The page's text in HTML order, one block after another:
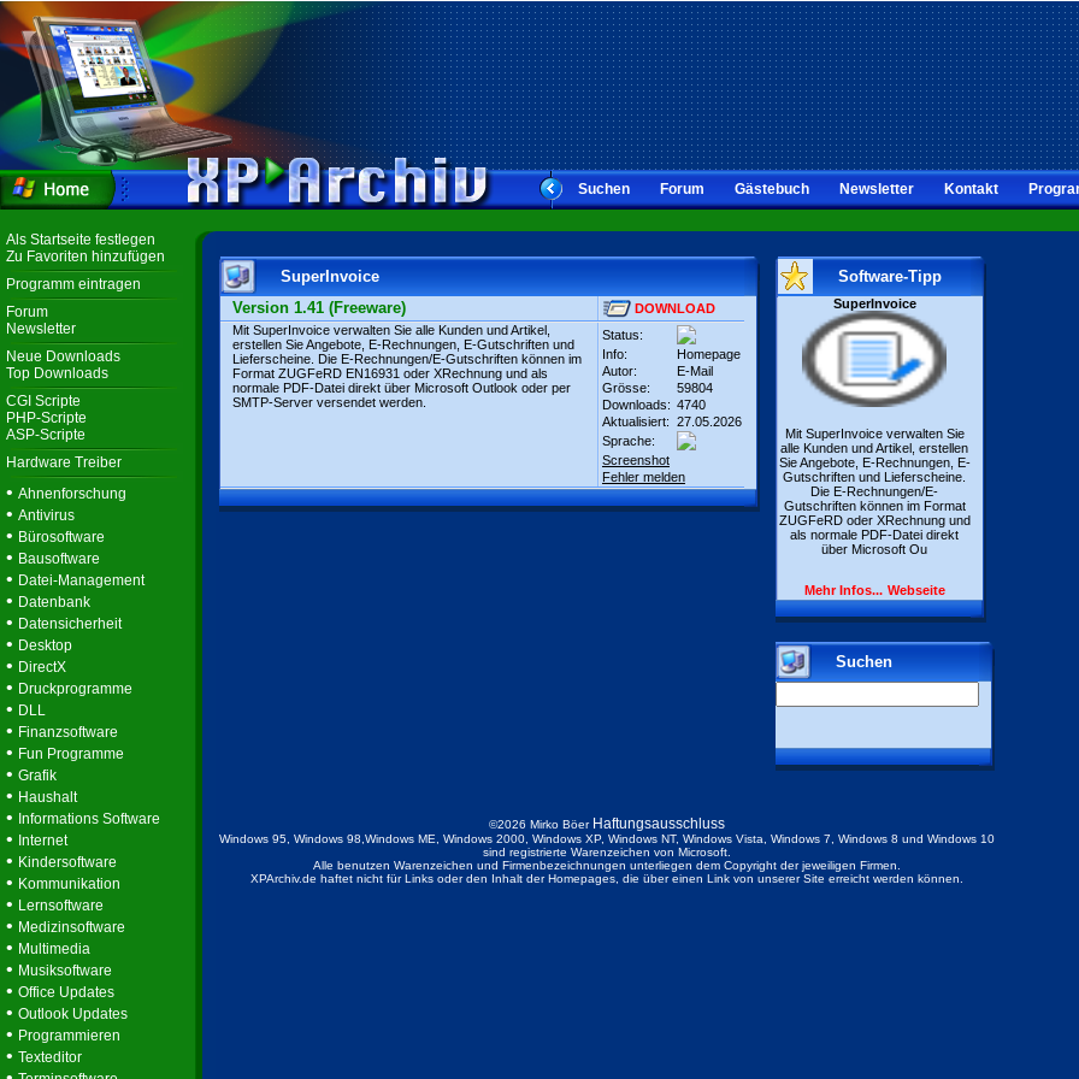
Suchen Forum Gästebuch Newsletter Kontakt
Als Startseite festlegen
Zu Favoriten hinzufügen
Programm eintragen
Forum
Newsletter
Neue Downloads
Top Downloads
CGI Scripte
PHP-Scripte
ASP-Scripte
Hardware Treiber
• Ahnenforschung
• Antivirus
• Bürosoftware
• Bausoftware
• Datei-Management
• Datenbank
• Datensicherheit
• Desktop
• DirectX
• Druckprogramme
• DLL
• Finanzsoftware
• Fun Programme
• Grafik
• Haushalt
• Informations Software
• Internet
• Kindersoftware
• Kommunikation
• Lernsoftware
• Medizinsoftware
• Multimedia
• Musiksoftware
• Office Updates
• Outlook Updates
• Programmieren
• Texteditor
SuperInvoice
Version 1.41 (Freeware)
DOWNLOAD
Mit SuperInvoice verwalten Sie alle Kunden und Artikel,
erstellen Sie Angebote, E-Rechnungen, E-Gutschriften und
Lieferscheine. Die E-Rechnungen/E-Gutschriften können im
Format ZUGFeRD EN16931 oder XRechnung und als
normale PDF-Datei direkt über Microsoft Outlook oder per
SMTP-Server versendet werden.
Status:
Info:
Homepage
Autor:
E-Mail
Grösse:
59804
Downloads: 4740
Aktualisiert: 27.05.2026
Sprache:
Screenshot
Fehler melden
Software-Tipp
SuperInvoice
Mit SuperInvoice verwalten Sie
alle Kunden und Artikel, erstellen
Sie Angebote, E-Rechnungen, E-
Gutschriften und Lieferscheine.
Die E-Rechnungen/E-
Gutschriften können im Format
ZUGFeRD oder XRechnung und
als normale PDF-Datei direkt
über Microsoft Ou
Mehr Infos... Webseite
Suchen
©2026 Mirko Böer Haftungsausschluss
Windows 95, Windows 98,Windows ME, Windows 2000, Windows XP, Windows NT, Windows Vista, Windows 7, Windows 8 und Windows 10
sind registrierte Warenzeichen von Microsoft.
Alle benutzen Warenzeichen und Firmenbezeichnungen unterliegen dem Copyright der jeweiligen Firmen.
XPArchiv.de haftet nicht für Links oder den Inhalt der Homepages, die über einen Link von unserer Site erreicht werden können.